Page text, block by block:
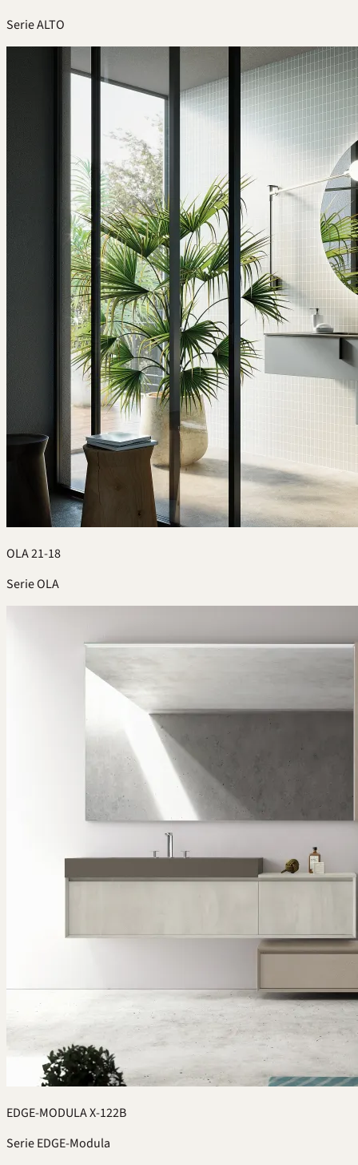
Serie ALTO
OLA 21-18
Serie OLA
EDGE-MODULA X-122B
Serie EDGE-Modula